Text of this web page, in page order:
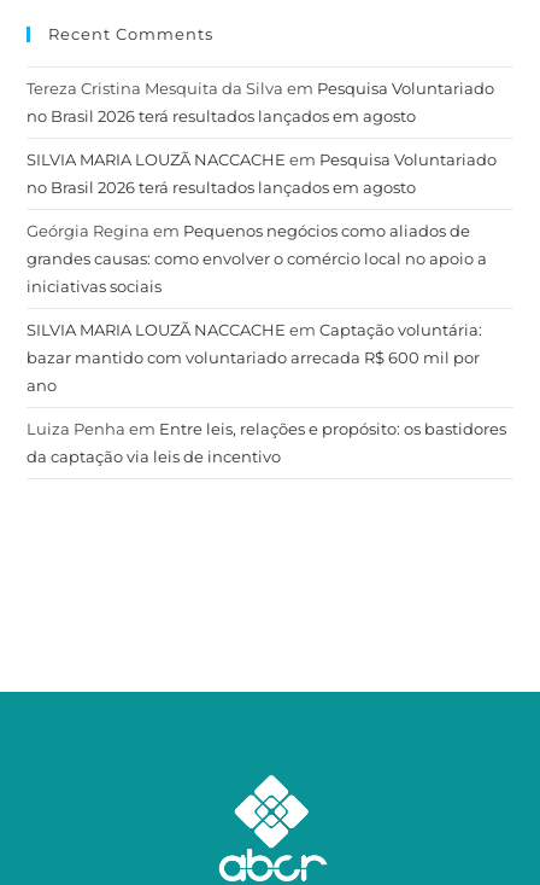
Recent Comments
Tereza Cristina Mesquita da Silva em Pesquisa Voluntariado
no Brasil 2026 terá resultados lançados em agosto
SILVIA MARIA LOUZÃ NACCACHE em Pesquisa Voluntariado
no Brasil 2026 terá resultados lançados em agosto
Geórgia Regina em Pequenos negócios como aliados de
grandes causas: como envolver o comércio local no apoio a
iniciativas sociais
SILVIA MARIA LOUZÃ NACCACHE emCaptação voluntária:
bazar mantido com voluntariado arrecada R$ 600 mil por
ano
Luiza Penha em Entre leis, relações e propósito: os bastidores
da captação via leis de incentivo